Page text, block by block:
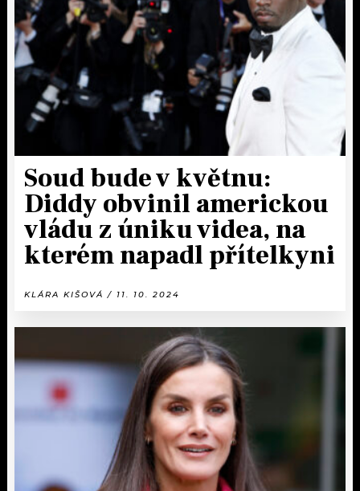
KALENDÁŘ
KVÍZY
VIP
TRENDY
MIX
OSTATNÍ
PROGRAM
PLAYLIST
JAK NALADIT
Soud bude v květnu:
Diddy obvinil americkou
vládu z úniku videa, na
kterém napadl přítelkyni
KLÁRA KIŠOVÁ / 11. 10. 2024